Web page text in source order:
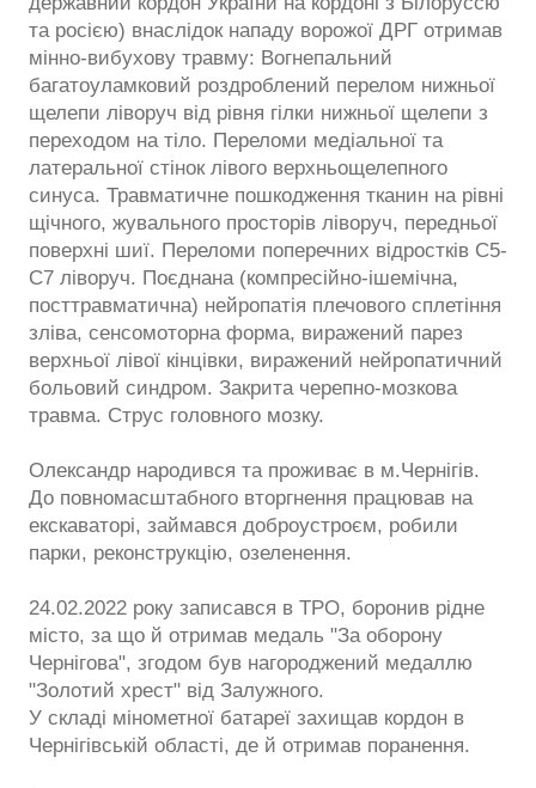
та росією) внаслідок нападу ворожої ДРГ отримав
мінно-вибухову травму: Вогнепальний
багатоуламковий роздроблений перелом нижньої
щелепи ліворуч від рівня гілки нижньої щелепи з
переходом на тіло. Переломи медіальної та
латеральної стінок лівого верхньощелепного
синуса. Травматичне пошкодження тканин на рівні
щічного, жувального просторів ліворуч, передньої
поверхні шиї. Переломи поперечних відростків С5-
С7 ліворуч. Поєднана (компресійно-ішемічна,
посттравматична) нейропатія плечового сплетіння
зліва, сенсомоторна форма, виражений парез
верхньої лівої кінцівки, виражений нейропатичний
больовий синдром. Закрита черепно-мозкова
травма. Струс головного мозку.
Олександр народився та проживає в м.Чернігів.
До повномасштабного вторгнення працював на
екскаваторі, займався доброустроєм, робили
парки, реконструкцію, озеленення.
24.02.2022 року записався в ТРО, боронив рідне
місто, за що й отримав медаль "За оборону
Чернігова", згодом був нагороджений медаллю
"Золотий хрест" від Залужного.
У складі мінометної батареї захищав кордон в
Чернігівській області, де й отримав поранення.